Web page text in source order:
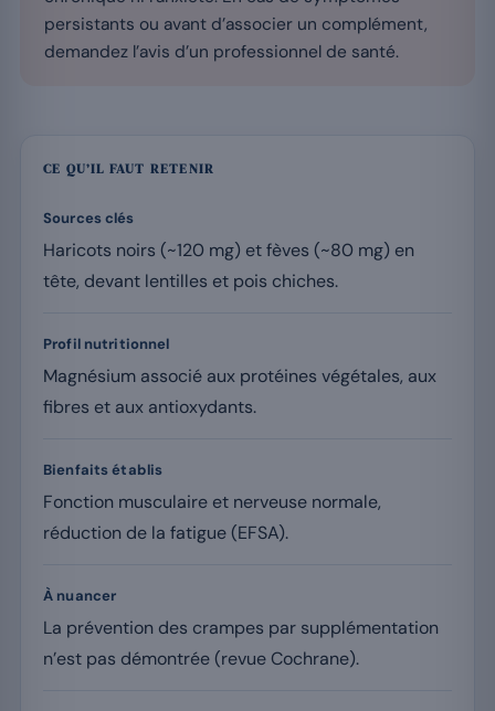
persistants ou avant d’associer un complément,
demandez l’avis d’un professionnel de santé.
CE QU’IL FAUT RETENIR
Sources clés
Haricots noirs (~120 mg) et fèves (~80 mg) en
tête, devant lentilles et pois chiches.
Profil nutritionnel
Magnésium associé aux protéines végétales, aux
fibres et aux antioxydants.
Bienfaits établis
Fonction musculaire et nerveuse normale,
réduction de la fatigue (EFSA).
À nuancer
La prévention des crampes par supplémentation
n’est pas démontrée (revue Cochrane).